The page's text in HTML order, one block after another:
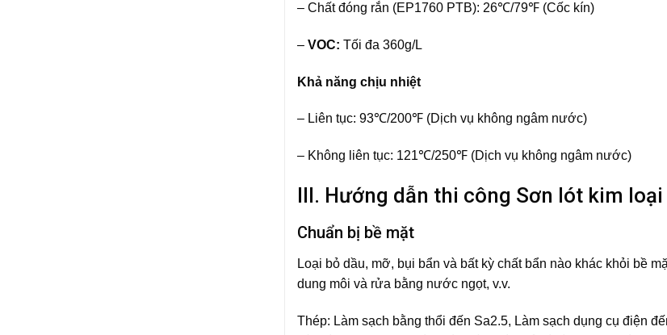
– Chất đóng rắn (EP1760 PTB): 26℃/79℉ (Cốc kín)
– VOC: Tối đa 360g/L
Khả năng chịu nhiệt
– Liên tục: 93℃/200℉ (Dịch vụ không ngâm nước)
– Không liên tục: 121℃/250℉ (Dịch vụ không ngâm nước)
III. Hướng dẫn thi công Sơn lót kim
Chuẩn bị bề mặt
Loại bỏ dầu, mỡ, bụi bẩn và bất kỳ chất bẩn nào khác khỏi bề
dung môi và rửa bằng nước ngọt, v.v.
Thép: Làm sạch bằng thổi đến Sa2.5, Làm sạch dụng cụ điện